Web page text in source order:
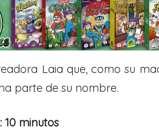
Laia que, como su
parte de su nombre.
10 minutos